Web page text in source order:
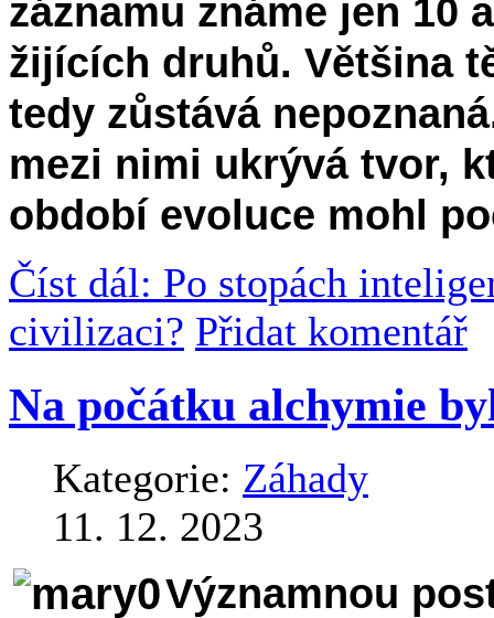
záznamu známe jen 10
žijících druhů. Většina
tedy zůstává
mezi nimi ukrývá tvor,
období evoluce mohl
Číst dál: Po stopách
civilizaci? Přidat komentář
Na počátku alchymie
Kategorie: Záhady
11. 12. 2023
Významnou